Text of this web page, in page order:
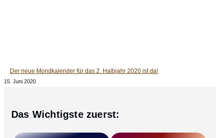
Der neue Mondkalender für das 2. Halbjahr 2020 ist da!
15. Juni 2020
Das Wichtigste zuerst: